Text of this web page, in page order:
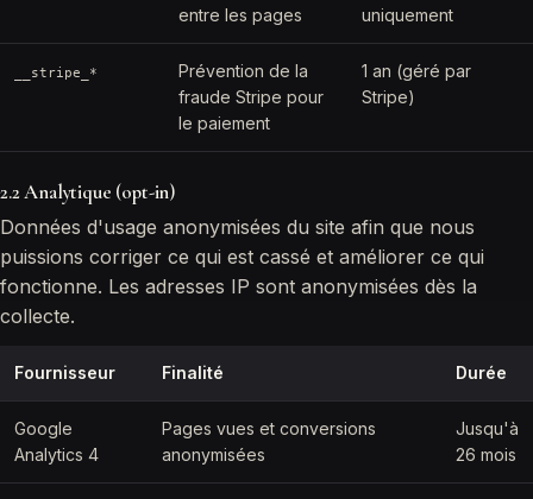
entre les pages
uniquement
__stripe_*
Prévention de la
fraude Stripe pour
le paiement
1 an (géré par
Stripe)
2.2 Analytique (opt-in)
Données d'usage anonymisées du site afin que nous
puissions corriger ce qui est cassé et améliorer ce qui
fonctionne. Les adresses IP sont anonymisées dès la
collecte.
Fournisseur Finalité Durée
Google
Analytics 4
Pages vues et conversions
anonymisées
Jusqu'à
26 mois